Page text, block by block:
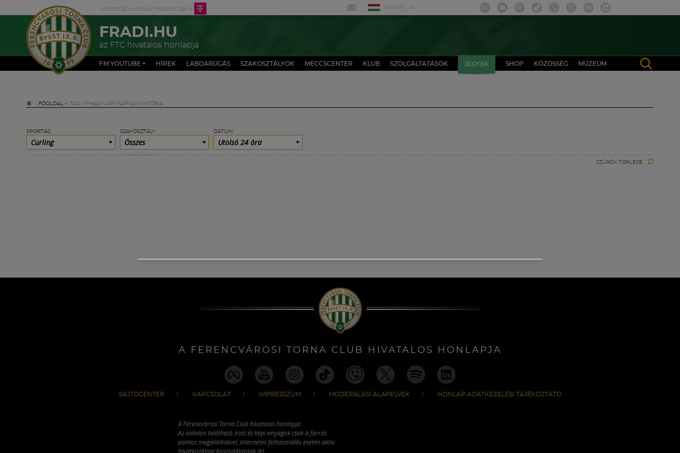
MAGYAR
FRADI.HU
az FTC hivatalos honlapja
FM YOUTUBE + HÍREK LABDARÚGÁS SZAKOSZTÁLYOK MECCSCENTER KLUB SZOLGÁLTATÁSOK JEGYEK SHOP KÖZÖSSÉG MÚZEUM
FŐOLDAL » TAG: MIHÁLYVÁRI-FARKAS VIKTÓRIA
SPORTÁG
Curling
SZAKOSZTÁLY
Összes
DÁTUM
Utolsó 24 óra
SZŰRŐK TÖRLÉSE
A FERENCVÁROSI TORNA CLUB HIVATALOS HONLAPJA
SAJTÓCENTER KAPCSOLAT IMPRESSZUM MODERÁLÁSI ALAPELVEK HONLAP ADATKEZELÉSI TÁJÉKOZTATÓ
A Ferencvárosi Torna Club hivatalos honlapja
Az oldalon található írott és képi anyagok csak a forrás
pontos megjelölésével, internetes felhasználás esetén aktív
hivatkozással használhatóak fel.